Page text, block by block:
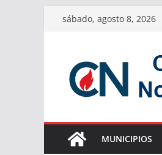
Saltarsábado, agosto 8, 2026
MUNICIPIOS